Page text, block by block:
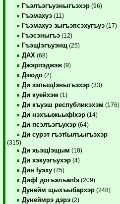
Гъэлъэгъуэныгъэхэр (96)
Гъэмахуэ (11)
Гъэмахуэ зыгъэпсэхугъуэ (17)
Гъэсэныгъэ (12)
ГъэщIэгъуэнщ (25)
ДАХ (68)
Джэрпэджэж (9)
Дзюдо (2)
Ди зэпыщIэныгъэхэр (33)
Ди куейхэм (1)
Ди къуэш республикэхэм (176)
Ди нэхъыжьыфIхэр (14)
Ди псэлъэгъухэр (64)
Ди сурэт гъэтIылъыгъэхэр
(315)
Ди хьэщIэщым (18)
Ди хэкуэгъухэр (4)
Дин Iуэху (75)
ДифI догъэлъапIэ (209)
Дунейм щыхъыбархэр (248)
Дунеймрэ дэрэ (2)